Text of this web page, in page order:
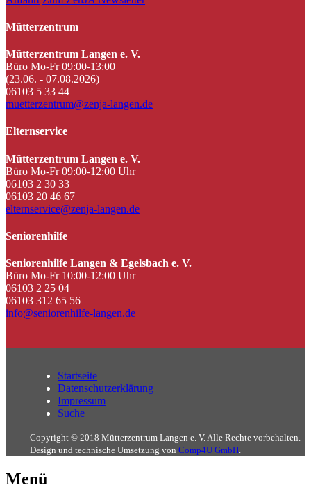
Mütterzentrum
Mütterzentrum Langen e. V.
Büro Mo-Fr 09:00-13:00
(23.06. - 07.08.2026)
06103 5 33 44
muetterzentrum@zenja-langen.de
Elternservice
Mütterzentrum Langen e. V.
Büro Mo-Fr 09:00-12:00 Uhr
06103 2 30 33
06103 20 46 67
elternservice@zenja-langen.de
Seniorenhilfe
Seniorenhilfe Langen & Egelsbach e. V.
Büro Mo-Fr 10:00-12:00 Uhr
06103 2 25 04
06103 312 65 56
info@seniorenhilfe-langen.de
Startseite
Datenschutzerklärung
Impressum
Suche
Copyright © 2018 Mütterzentrum Langen e. V. Alle Rechte vorbehalten.
Design und technische Umsetzung von Comp4U GmbH.
Menü